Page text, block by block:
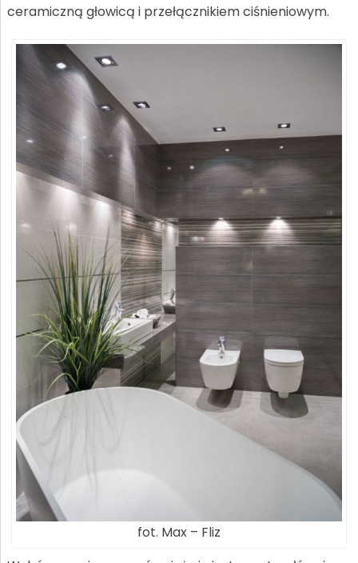
ceramiczną głowicą i przełącznikiem ciśnieniowym.
fot. Max – Fliz